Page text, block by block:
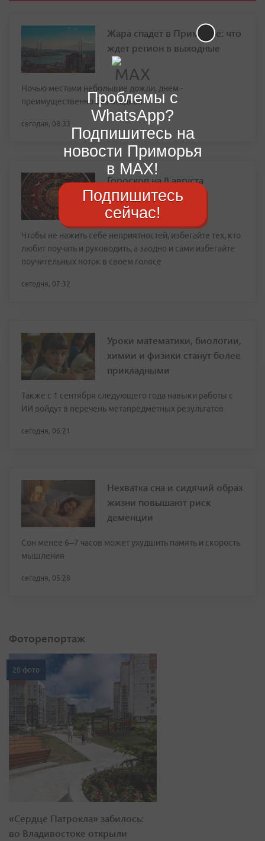
Жара спадет в Приморье: что
ждет регион в выходные
Ночью местами небольшие дожди, днем -
преимущественно без осадков
сегодня, 08:33
Гороскоп на 8 августа
Чтобы не нажить себе неприятностей, избегайте тех, кто
любит поучать и руководить, а заодно и сами избегайте
поучительных ноток в своем голосе
сегодня, 07:32
Уроки математики, биологии,
химии и физики станут более
прикладными
Также с 1 сентября следующего года навыки работы с
ИИ войдут в перечень метапредметных результатов
сегодня, 06:21
Нехватка сна и сидячий образ
жизни повышают риск
деменции
Сон менее 6–7 часов может ухудшить память и скорость
мышления
сегодня, 05:28
Фоторепортаж
20 фото
«Сердце Патрокла» забилось:
во Владивостоке открыли
Проблемы с
WhatsApp?
Подпишитесь на
новости Приморья
в MAX!
Подпишитесь
сейчас!